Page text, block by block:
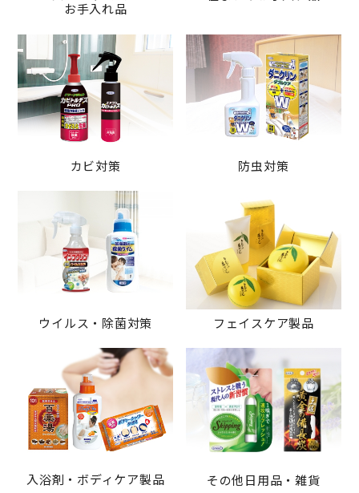
お手入れ品
カビ対策 防虫対策
ウイルス・除菌対策 フェイスケア製品
入浴剤・ボディケア製品 その他日用品・雑貨